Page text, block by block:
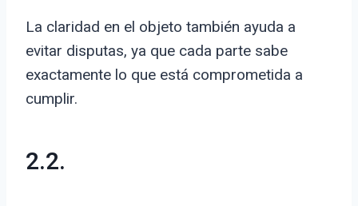
La claridad en el objeto también ayuda a
evitar disputas, ya que cada parte sabe
exactamente lo que está comprometida a
cumplir.
2.2.